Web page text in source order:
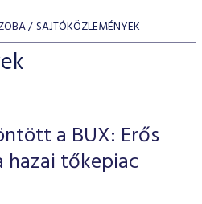
tőzsdei bevezetését
egyszerűen
SAJTÓKÖZLEMÉNYEK
a BUX: Erős
tőkepiac